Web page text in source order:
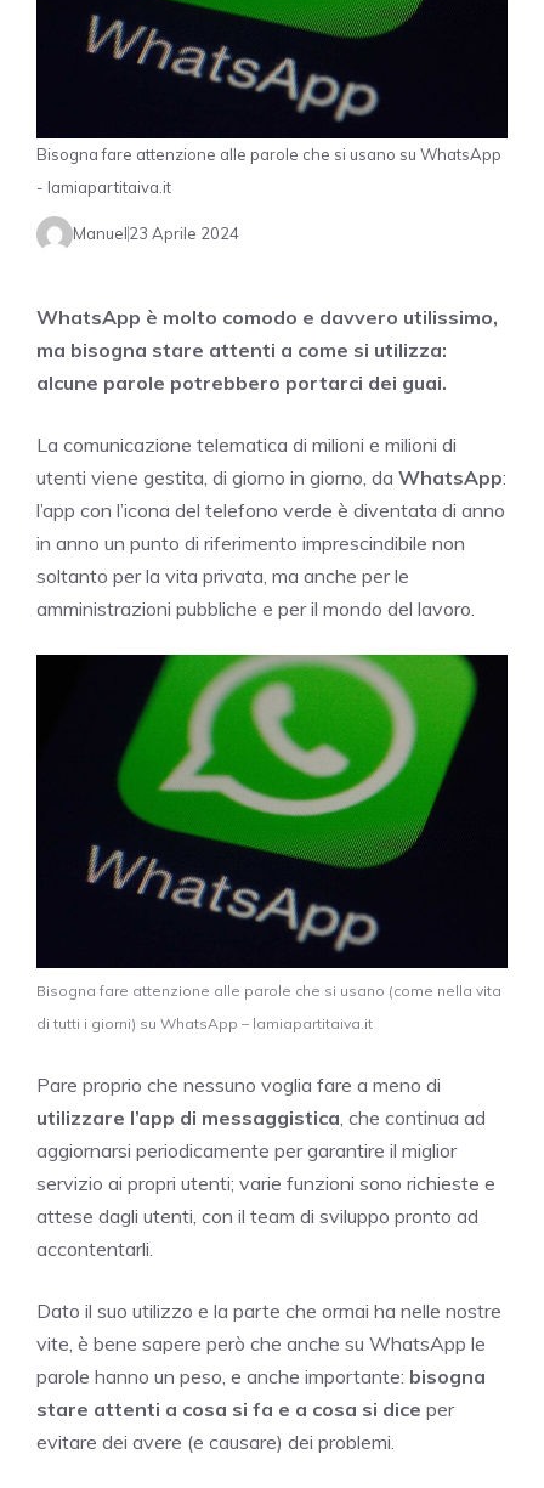
Bisogna fare attenzione alle parole che si usano su WhatsApp
- lamiapartitaiva.it
Manuel23 Aprile 2024
WhatsApp è molto comodo e davvero utilissimo,
ma bisogna stare attenti a come si utilizza:
alcune parole potrebbero portarci dei guai.
La comunicazione telematica di milioni e milioni di
utenti viene gestita, di giorno in giorno, da WhatsApp:
l’app con l’icona del telefono verde è diventata di anno
in anno un punto di riferimento imprescindibile non
soltanto per la vita privata, ma anche per le
amministrazioni pubbliche e per il mondo del lavoro.
Bisogna fare attenzione alle parole che si usano (come nella vita
di tutti i giorni) su WhatsApp – lamiapartitaiva.it
Pare proprio che nessuno voglia fare a meno di
utilizzare l’app di messaggistica, che continua ad
aggiornarsi periodicamente per garantire il miglior
servizio ai propri utenti; varie funzioni sono richieste e
attese dagli utenti, con il team di sviluppo pronto ad
accontentarli.
Dato il suo utilizzo e la parte che ormai ha nelle nostre
vite, è bene sapere però che anche su WhatsApp le
parole hanno un peso, e anche importante: bisogna
stare attenti a cosa si fa e a cosa si dice per
evitare dei avere (e causare) dei problemi.